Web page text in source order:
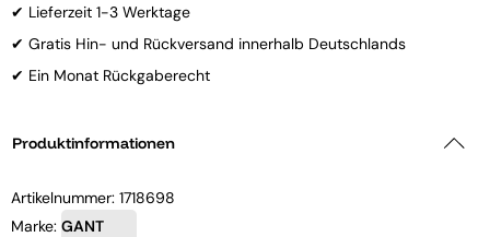
✔ Lieferzeit 1-3 Werktage
✔ Gratis Hin- und Rückversand innerhalb Deutschlands
✔ Ein Monat Rückgaberecht
Produktinformationen
Artikelnummer: 1718698
Marke: GANT